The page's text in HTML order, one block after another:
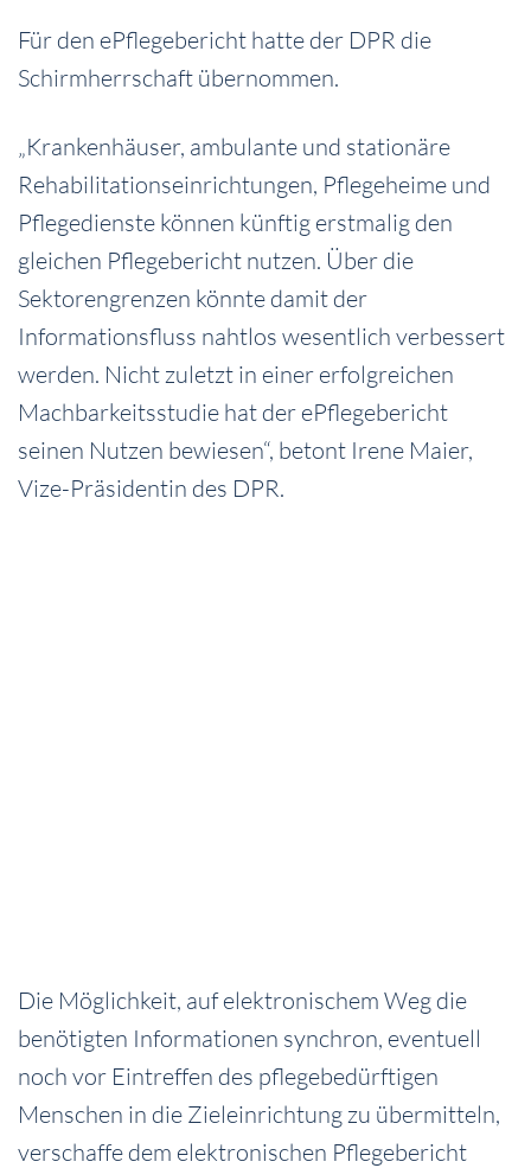
Für den ePflegebericht hatte der DPR die
Schirmherrschaft übernommen.
„Krankenhäuser, ambulante und stationäre
Rehabilitationseinrichtungen, Pflegeheime und
Pflegedienste können künftig erstmalig den
gleichen Pflegebericht nutzen. Über die
Sektorengrenzen könnte damit der
Informationsfluss nahtlos wesentlich verbessert
werden. Nicht zuletzt in einer erfolgreichen
Machbarkeitsstudie hat der ePflegebericht
seinen Nutzen bewiesen“, betont Irene Maier,
Vize-Präsidentin des DPR.
Die Möglichkeit, auf elektronischem Weg die
benötigten Informationen synchron, eventuell
noch vor Eintreffen des pflegebedürftigen
Menschen in die Zieleinrichtung zu übermitteln,
verschaffe dem elektronischen Pflegebericht